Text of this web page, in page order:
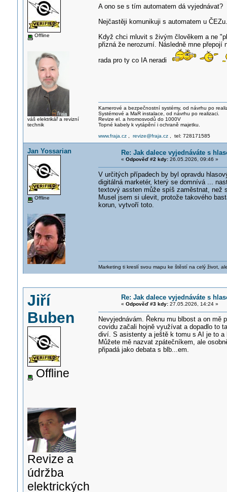
Offline
váš elektrikář a revizní
technik
A ono se s tím automatem dá vyjednávat?
Nejčastěji komunikuji s automatem u
Když chci mluvit s živým člověkem a ne
přizná že nerozumí. Následně mne
rada pro ty co IA neradi
Kamerové a bezpečnostní systémy, od návrhu po
Systémové a MaR instalace, od návrhu po realizaci.
Revize el. a hromosvodů do 1000V
Topné kabely k vytápění i ochraně majetku.
www.fraja.cz, revize@fraja.cz, tel: 728171585
Jan Yossarian
Offline
Re: Jak dalece vyjednáváte s
« Odpověď #2 kdy:26.05.2026, 09:46 »
V určitých případech by byl opravdu
digitálná marketér, který se domnívá ...
textový assten může spíš zaměstnat, než
Musel jsem si ulevit, protože takového
korun, vytvoří toto.
Marketing ti kreslí svou mapu ke štěstí na celý život,
Jiří
Buben
Offline
Revize a
údržba
elektrických
Re: Jak dalece vyjednáváte s
« Odpověď #3 kdy:27.05.2026, 14:24 »
Nevyjednávám. Řeknu mu blbost a on mě
covidu začali hojně využívat a dopadlo to
diví. S asistenty a ještě k tomu s AI je to a
Můžete mě nazvat zpátečníkem, ale
připadá jako debata s blb...em.